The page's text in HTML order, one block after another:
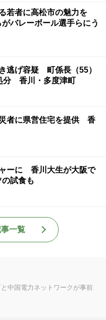
若者に高松市の魅力を
バレーボール選手らにう
逃げ容疑 町係長（55）
分 香川・多度津町
者に県営住宅を提供 香
ーに 香川大生が大阪で
試食も
一覧
中国電力ネットワークが事前